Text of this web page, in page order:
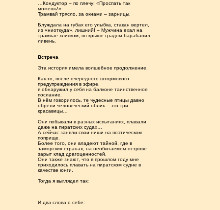
…Кондуктор – по плечу: «Проспать так
можешь!»
Трамвай трясло, за окнами – зарницы.
Блуждала на губах его улыбка, стакан вертел,
из «ниоткуда», лишний! – Мужчина ехал на
трамвае хлипком, по крыше градом барабанил
ливень.
Встреча
Эта история имела волшебное продолжение.
Как-то, после очередного штормового
предупреждения в эфире,
я обнаружил у себя на балконе таинственное
послание.
В нём говорилось, те чудесные птицы давно
обрели человеческий облик – это три
красавицы…
Они побывали в разных испытаниях, плавали
даже на пиратских судах…
А сейчас заняли свои ниши на поэтическом
поприще.
Более того, они владеют тайной, где в
заморских странах, на необитаемом острове
зарыт клад драгоценностей.
Они также знают, что в прошлом году мне
приходилось плавать на пиратском судне в
качестве юнги.
Тогда я выглядел так:
И два слова о себе: